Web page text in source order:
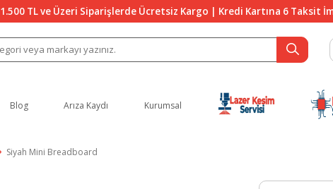
1.500 TL ve Üzeri Siparişlerde Ücretsiz Kargo | Kredi Kartına 6 Taksit
Blog Arıza Kaydı Kurumsal
Siyah Mini Breadboard